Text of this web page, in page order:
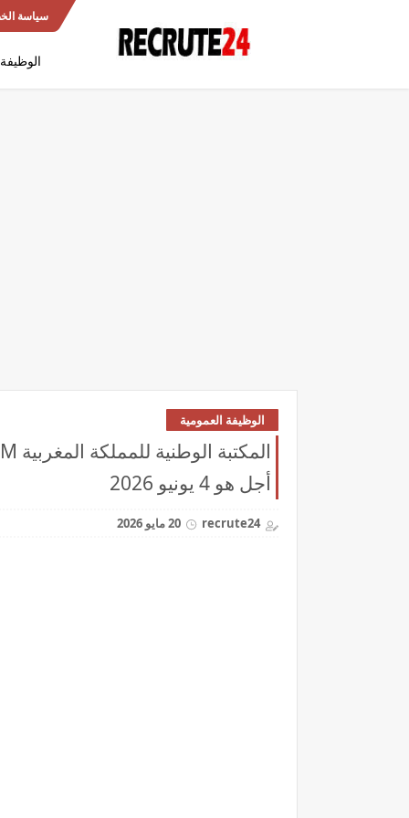
سياسة
الوظيفة العمومية
أجل هو 4 يونيو 2026
recrute24 20 مايو 2026